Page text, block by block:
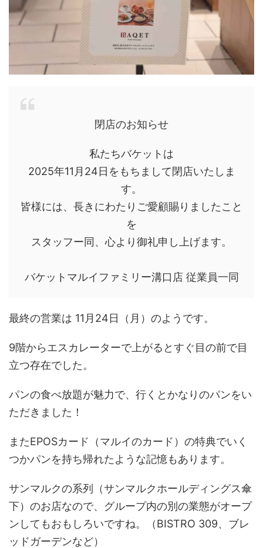
閉店のお知らせ
私たちバケットは
2025年11月24日をもちまして閉店いたしま
す。
皆様には、長きにわたりご愛顧賜りましたこと
を
スタッフー同、心より御礼申し上げます。
バケットマルイファミリー溝口店 従業員一同
最終の営業は 11月24日（月）のようです。
9階からエスカレーターで上がるとすぐ目の前で目
立つ存在でした。
パンの食べ放題が魅力で、行くとかなりのパンをい
ただきました！
またEPOSカード（マルイのカード）の特典でいく
つかパンを持ち帰れたような記憶もあります。
サンマルクの系列（サンマルクホールディングス傘
下）のお店なので、グループ内の別の業態がオープ
ンしてもおもしろいですね。（BISTRO 309、ブレ
ッドガーデンなど）